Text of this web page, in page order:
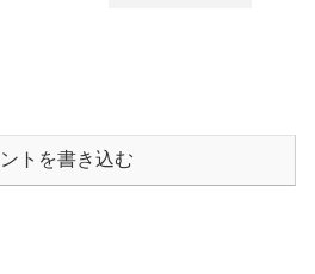
トを書き込む